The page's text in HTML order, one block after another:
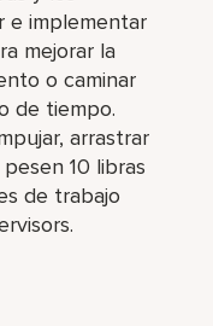
e implementar
mejorar la
o caminar
de tiempo.
arrastrar
10 libras
de trabajo